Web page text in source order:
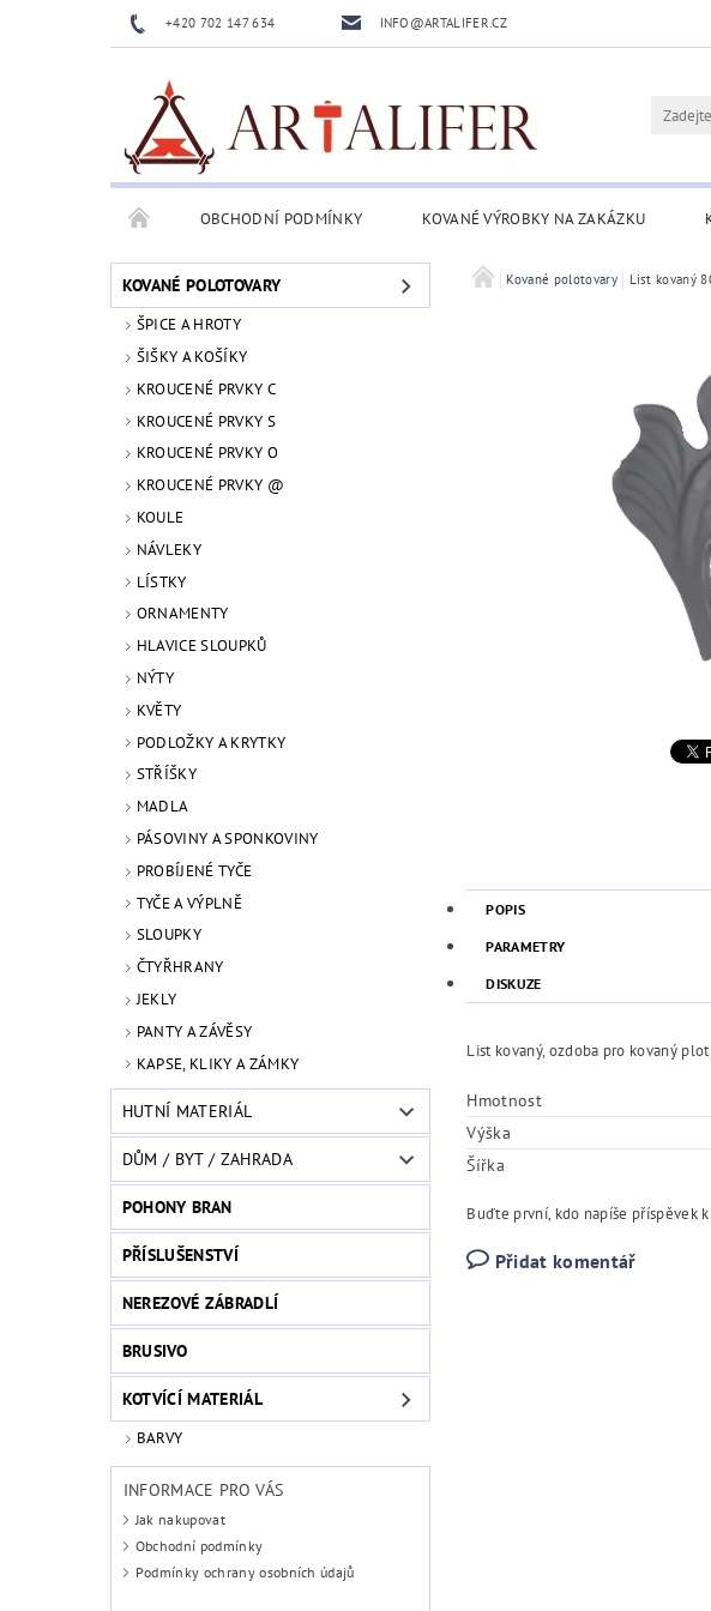
+420 702 147 634 INFO@ARTALIFER.CZ
OBCHODNÍ PODMÍNKY KOVANÉ VÝROBKY NA ZAKÁZKU
KOVANÉ POLOTOVARY
ŠPICE A HROTY
ŠIŠKY A KOŠÍKY
KROUCENÉ PRVKY C
KROUCENÉ PRVKY S
KROUCENÉ PRVKY O
KROUCENÉ PRVKY @
KOULE
NÁVLEKY
LÍSTKY
ORNAMENTY
HLAVICE SLOUPKŮ
NÝTY
KVĚTY
PODLOŽKY A KRYTKY
STŘÍŠKY
MADLA
PÁSOVINY A SPONKOVINY
PROBÍJENÉ TYČE
TYČE A VÝPLNĚ
SLOUPKY
ČTYŘHRANY
JEKLY
PANTY A ZÁVĚSY
KAPSE, KLIKY A ZÁMKY
HUTNÍ MATERIÁL
DŮM / BYT / ZAHRADA
POHONY BRAN
PŘÍSLUŠENSTVÍ
NEREZOVÉ ZÁBRADLÍ
BRUSIVO
KOTVÍCÍ MATERIÁL
BARVY
INFORMACE PRO VÁS
Jak nakupovat
Obchodní podmínky
Podmínky ochrany osobních údajů
Kované polotovary List kovaný
POPIS
PARAMETRY
DISKUZE
List kovaný, ozdoba pro kovaný
Hmotnost
Výška
Šířka
Buďte první, kdo napíše příspěvek
Přidat komentář